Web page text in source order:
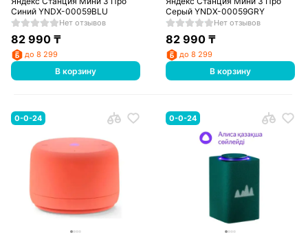
Синий YNDX-00059BLU
Нет отзывов
82 990₸
до 8 299
В корзину
Серый YNDX-00059GRY
Нет отзывов
82 990 ₸
до 8 299
В корзину
0-0-24 0-0-24